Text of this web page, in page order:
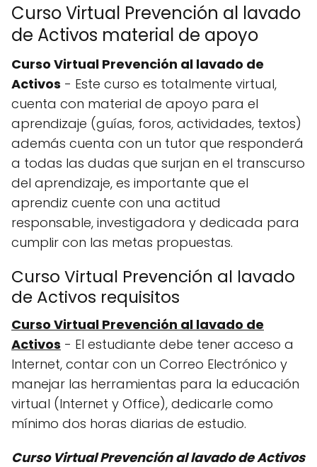
Curso Virtual Prevención al lavado
de Activos material de apoyo
Curso Virtual Prevención al lavado de
Activos - Este curso es totalmente virtual,
cuenta con material de apoyo para el
aprendizaje (guías, foros, actividades, textos)
además cuenta con un tutor que responderá
a todas las dudas que surjan en el transcurso
del aprendizaje, es importante que el
aprendiz cuente con una actitud
responsable, investigadora y dedicada para
cumplir con las metas propuestas.
Curso Virtual Prevención al lavado
de Activos requisitos
Curso Virtual Prevención al lavado de
Activos - El estudiante debe tener acceso a
Internet, contar con un Correo Electrónico y
manejar las herramientas para la educación
virtual (Internet y Office), dedicarle como
mínimo dos horas diarias de estudio.
Curso Virtual Prevención al lavado de Activos